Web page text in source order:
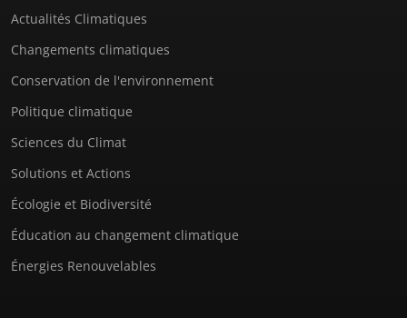
Actualités Climatiques
Changements climatiques
Conservation de l'environnement
Politique climatique
Sciences du Climat
Solutions et Actions
Écologie et Biodiversité
Éducation au changement climatique
Énergies Renouvelables